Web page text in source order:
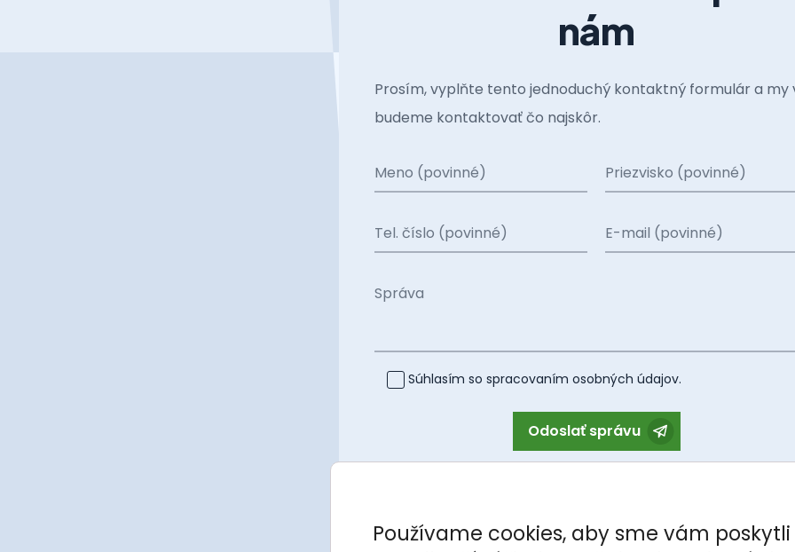
nám
Prosím, vyplňte tento jednoduchý kontaktný formulár a my
budeme kontaktovať čo najskôr.
Meno (povinné) Priezvisko (povinné)
Tel. číslo (povinné) E-mail (povinné)
Správa
Súhlasím so spracovaním osobných údajov.
Odoslať správu
Používame cookies, aby sme vám